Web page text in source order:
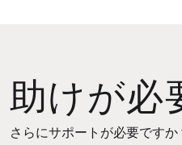
助けが必
さらにサポートが必要です